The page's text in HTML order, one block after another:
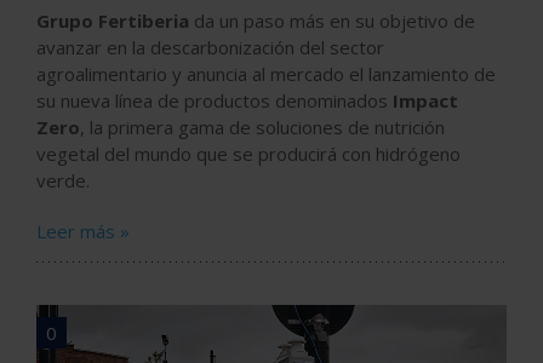
Grupo Fertiberia da un paso más en su objetivo de
avanzar en la descarbonización del sector
agroalimentario y anuncia al mercado el lanzamiento de
su nueva línea de productos denominados Impact
Zero, la primera gama de soluciones de nutrición
vegetal del mundo que se producirá con hidrógeno
verde.
Leer más »
0